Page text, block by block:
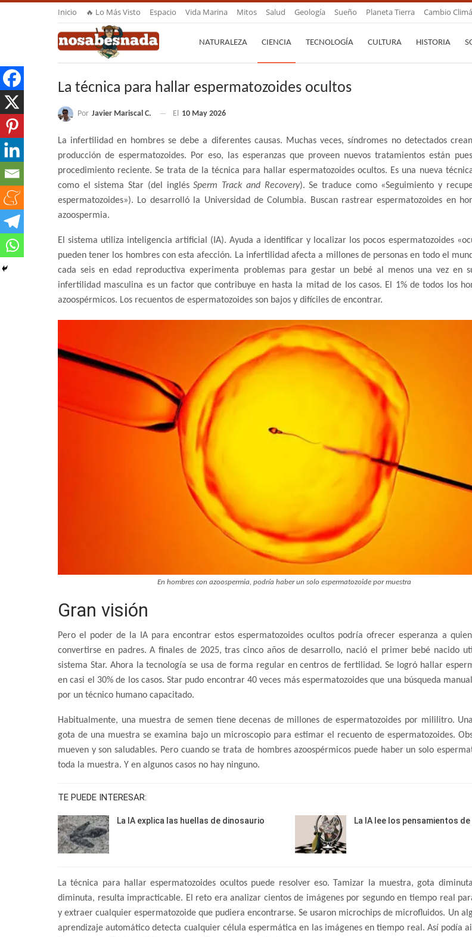
Inicio 🔥 Lo Más Visto Espacio Vida Marina Mitos Salud Geología Sueño Planeta Tierra Cambio
NATURALEZA CIENCIA TECNOLOGÍA CULTURA HISTORIA
La técnica para hallar espermatozoides ocultos
Por Javier Mariscal C. El 10 May 2026
La infertilidad en hombres se debe a diferentes causas. Muchas veces, síndromes no detectados
producción de espermatozoides. Por eso, las esperanzas que proveen nuevos tratamientos están
procedimiento reciente. Se trata de la técnica para hallar espermatozoides ocultos. Es una nueva
como el sistema Star (del inglésSperm Track and Recovery). Se traduce como «Seguimiento y
espermatozoides»). Lo desarrolló la Universidad de Columbia. Buscan rastrear espermatozoides en
azoospermia.
El sistema utiliza inteligencia artificial (IA). Ayuda a identificar y localizar los pocos espermatozoides
pueden tener los hombres con esta afección. La infertilidad afecta a millones de personas en todo el
cada seis en edad reproductiva experimenta problemas para gestar un bebé al menos una vez en
infertilidad masculina es un factor que contribuye en hasta la mitad de los casos. El 1% de todos los
azoospérmicos. Los recuentos de espermatozoides son bajos y difíciles de encontrar.
En hombres con azoospermia, podría haber un solo espermatozoide por muestra
Gran visión
Pero el poder de la IA para encontrar estos espermatozoides ocultos podría ofrecer esperanza a
convertirse en padres. A finales de 2025, tras cinco años de desarrollo, nació el primer bebé nacido
sistema Star. Ahora la tecnología se usa de forma regular en centros de fertilidad. Se logró hallar
en casi el 30% de los casos. Star pudo encontrar 40 veces más espermatozoides que una búsqueda
por un técnico humano capacitado.
Habitualmente, una muestra de semen tiene decenas de millones de espermatozoides por mililitro.
gota de una muestra se examina bajo un microscopio para estimar el recuento de espermatozoides.
mueven y son saludables. Pero cuando se trata de hombres azoospérmicos puede haber un solo
toda la muestra. Y en algunos casos no hay ninguno.
TE PUEDE INTERESAR:
La IA explica las huellas de dinosaurio La IA lee los pensamientos
La técnica para hallar espermatozoides ocultos puede resolver eso. Tamizar la muestra, gota
diminuta, resulta impracticable. El reto era analizar cientos de imágenes por segundo en tiempo real
y extraer cualquier espermatozoide que pudiera encontrarse. Se usaron microchips de microfluidos. Un
aprendizaje automático detecta cualquier célula espermática en las imágenes en tiempo real. Así podía